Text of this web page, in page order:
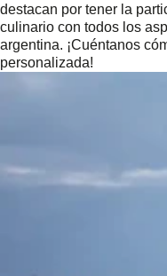
destacan por tener la
culinario con todos los
argentina. ¡Cuéntanos
personalizada!